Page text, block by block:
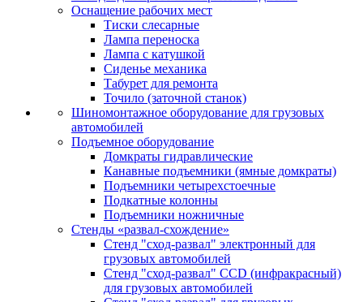
Оснащение рабочих мест
Тиски слесарные
Лампа переноска
Лампа с катушкой
Сиденье механика
Табурет для ремонта
Точило (заточной станок)
Шиномонтажное оборудование для грузовых
автомобилей
Подъемное оборудование
Домкраты гидравлические
Канавные подъемники (ямные домкраты)
Подъемники четырехстоечные
Подкатные колонны
Подъемники ножничные
Стенды «развал-схождение»
Стенд "сход-развал" электронный для
грузовых автомобилей
Стенд "сход-развал" CCD (инфракрасный)
для грузовых автомобилей